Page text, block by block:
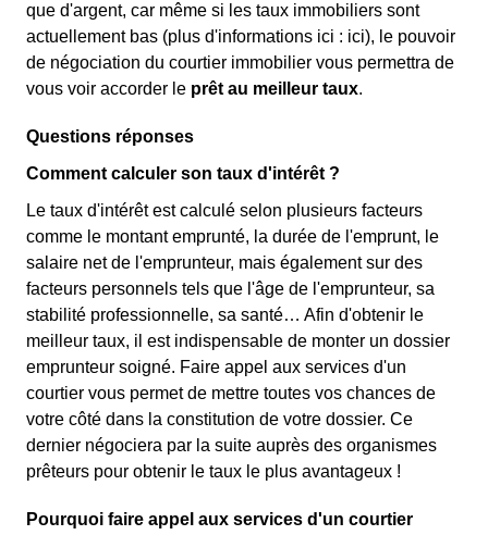
que d'argent, car même si les taux immobiliers sont
actuellement bas (plus d'informations ici : ici), le pouvoir
de négociation du courtier immobilier vous permettra de
vous voir accorder le prêt au meilleur taux.
Questions réponses
Comment calculer son taux d'intérêt ?
Le taux d'intérêt est calculé selon plusieurs facteurs
comme le montant emprunté, la durée de l'emprunt, le
salaire net de l'emprunteur, mais également sur des
facteurs personnels tels que l'âge de l'emprunteur, sa
stabilité professionnelle, sa santé… Afin d'obtenir le
meilleur taux, il est indispensable de monter un dossier
emprunteur soigné. Faire appel aux services d'un
courtier vous permet de mettre toutes vos chances de
votre côté dans la constitution de votre dossier. Ce
dernier négociera par la suite auprès des organismes
prêteurs pour obtenir le taux le plus avantageux !
Pourquoi faire appel aux services d'un courtier